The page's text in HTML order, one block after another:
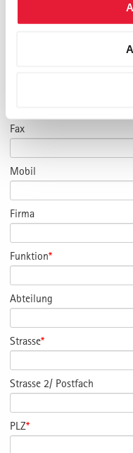
Fax
Mobil
Firma
Funktion*
Abteilung
Strasse*
Strasse 2/ Postfach
PLZ*